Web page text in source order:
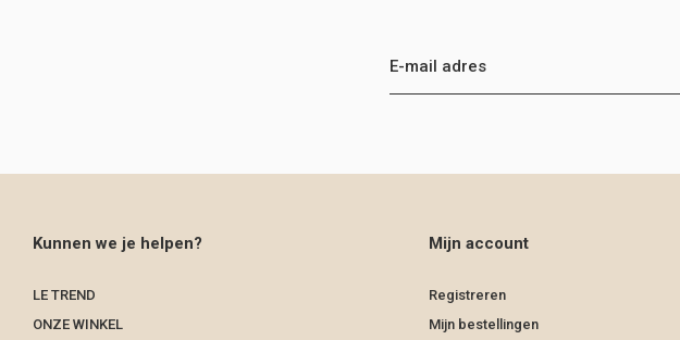
Kunnen we je helpen?
LE TREND
ONZE WINKEL
Mijn account
Registreren
Mijn bestellingen